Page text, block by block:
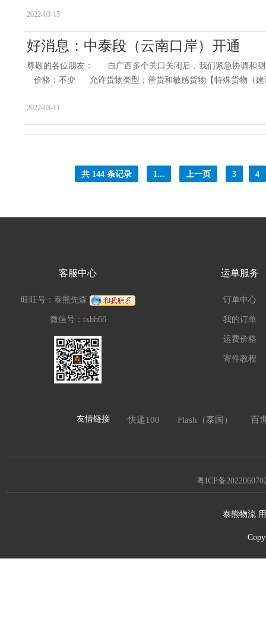
2022-03-15
好消息：中泰段（云南口岸）开通
尊敬的各位朋友： 自广西多个关口关闭后，我们紧急协调和
价格：不变 允许货物类型：普货和敏感货物【特殊货物（建
2022-03-11
共 144 条记录 1... 上一页 3 4
客服中心
旺旺号：泰熊先森
微信号：txbh66
运单服务
订单中心
我的订单
运费价格
寄件教程
友情链接 快递100 Flash（泰国） 百
粤ICP备
泰熊物流